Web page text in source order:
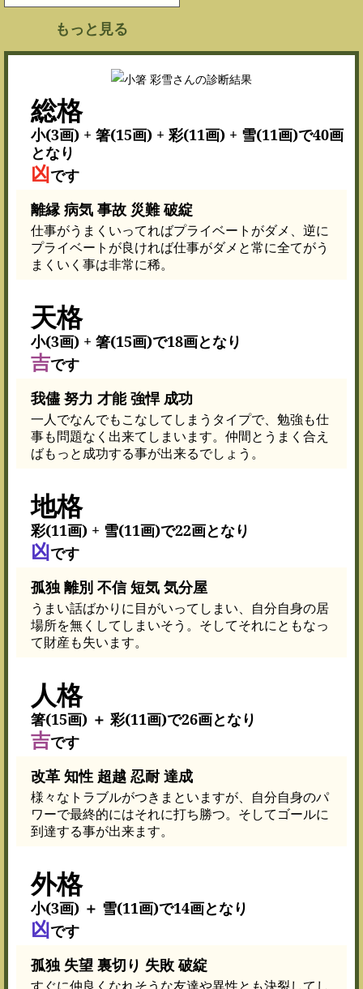
もっと見る
総格
小(3画) + 箸(15画) + 彩(11画) + 雪(11画)で40画
となり
凶です
離縁 病気 事故 災難 破綻
仕事がうまくいってればプライベートがダメ、逆に
プライベートが良ければ仕事がダメと常に全てがう
まくいく事は非常に稀。
天格
小(3画) + 箸(15画)で18画となり
吉です
我儘 努力 才能 強悍 成功
一人でなんでもこなしてしまうタイプで、勉強も仕
事も問題なく出来てしまいます。仲間とうまく合え
ばもっと成功する事が出来るでしょう。
地格
彩(11画) + 雪(11画)で22画となり
凶です
孤独 離別 不信 短気 気分屋
うまい話ばかりに目がいってしまい、自分自身の居
場所を無くしてしまいそう。そしてそれにともなっ
て財産も失います。
人格
箸(15画) ＋ 彩(11画)で26画となり
吉です
改革 知性 超越 忍耐 達成
様々なトラブルがつきまといますが、自分自身のパ
ワーで最終的にはそれに打ち勝つ。そしてゴールに
到達する事が出来ます。
外格
小(3画) ＋ 雪(11画)で14画となり
凶です
孤独 失望 裏切り 失敗 破綻